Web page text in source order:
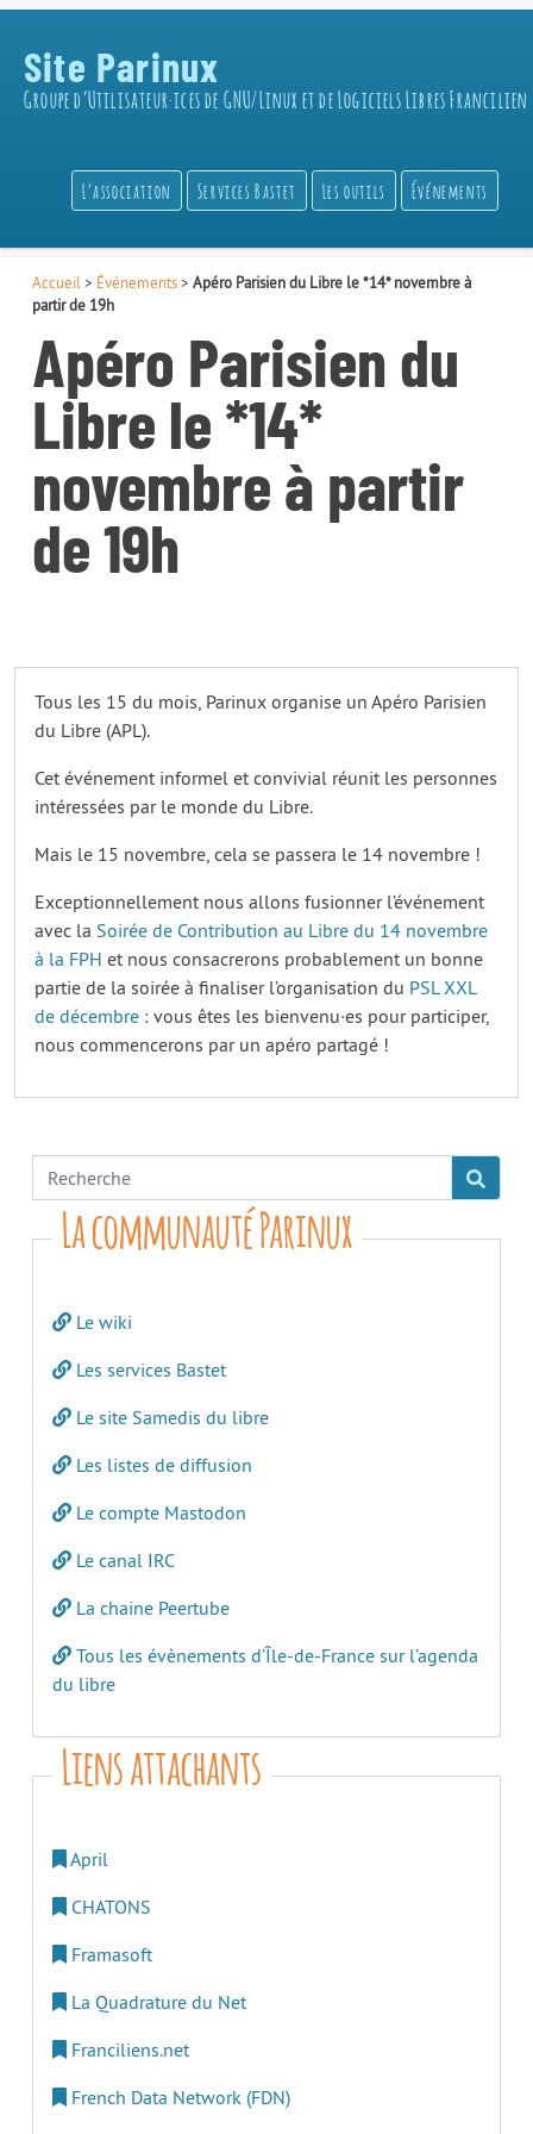
Site Parinux
Groupe d’Utilisateur·ices de GNU/Linux et de Logiciels Libres Francilien
L’association Services Bastet Les outils Événements
Accueil > Événements> Apéro Parisien du Libre le *14* novembre à
partir de 19h
Apéro Parisien du
Libre le *14*
novembre à partir
de 19h
Tous les 15 du mois, Parinux organise un Apéro Parisien
du Libre (APL).
Cet événement informel et convivial réunit les personnes
intéressées par le monde du Libre.
Mais le 15 novembre, cela se passera le 14 novembre !
Exceptionnellement nous allons fusionner l’événement
avec la Soirée de Contribution au Libre du 14 novembre
à la FPH et nous consacrerons probablement un bonne
partie de la soirée à finaliser l’organisation du PSL XXL
de décembre : vous êtes les bienvenu·es pour participer,
nous commencerons par un apéro partagé !
La communauté Parinux
Le wiki
Les services Bastet
Le site Samedis du libre
Les listes de diffusion
Le compte Mastodon
Le canal IRC
La chaine Peertube
Tous les évènements d’Île-de-France sur l’agenda
du libre
Liens attachants
April
CHATONS
Framasoft
La Quadrature du Net
Franciliens.net
French Data Network (FDN)